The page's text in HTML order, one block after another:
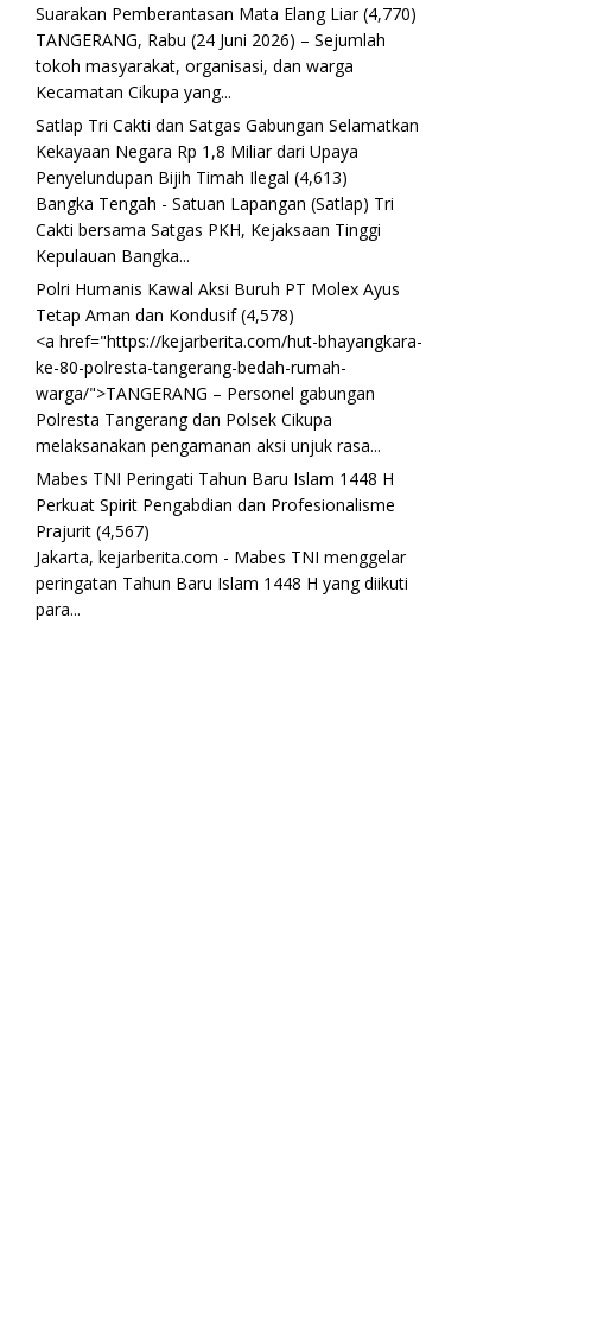
Suarakan Pemberantasan Mata Elang Liar (4,770)
TANGERANG, Rabu (24 Juni 2026) – Sejumlah
tokoh masyarakat, organisasi, dan warga
Kecamatan Cikupa yang...
Satlap Tri Cakti dan Satgas Gabungan Selamatkan
Kekayaan Negara Rp 1,8 Miliar dari Upaya
Penyelundupan Bijih Timah Ilegal (4,613)
Bangka Tengah - Satuan Lapangan (Satlap) Tri
Cakti bersama Satgas PKH, Kejaksaan Tinggi
Kepulauan Bangka...
Polri Humanis Kawal Aksi Buruh PT Molex Ayus
Tetap Aman dan Kondusif (4,578)
<a href="https://kejarberita.com/hut-bhayangkara-
ke-80-polresta-tangerang-bedah-rumah-
warga/">TANGERANG – Personel gabungan
Polresta Tangerang dan Polsek Cikupa
melaksanakan pengamanan aksi unjuk rasa...
Mabes TNI Peringati Tahun Baru Islam 1448 H
Perkuat Spirit Pengabdian dan Profesionalisme
Prajurit (4,567)
Jakarta, kejarberita.com - Mabes TNI menggelar
peringatan Tahun Baru Islam 1448 H yang diikuti
para...